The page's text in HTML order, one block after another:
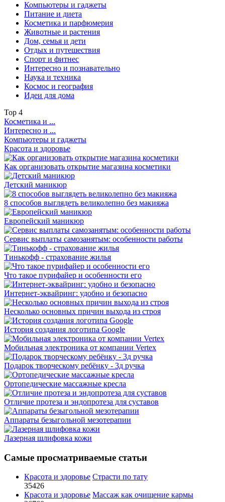
Компьютеры и гаджеты
Питание и диета
Косметика и парфюмерия
Животные и растения
Дом, семья и дети
Отдых и путешествия
Спорт и фитнес
Интересно и познавательно
Наука и техника
Космос и география
Идеи для дома
Top 4
Косметика и ...
Интересно и ...
Компьютеры и гаджеты
Красота и здоровье
Как организовать открытие магазина косметики
Детский маникюр
8 способов выглядеть великолепно без макияжа
Европейский маникюр
Сервис выплаты самозанятым: особенности работы
Тинькофф - страхование жилья
Что такое пурифайер и особенности его
Интернет-эквайринг: удобно и безопасно
Несколько основных причин выхода из строя
История создания логотипа Google
Мобильная электроника от компании Vertex
Подарок творческому ребёнку - 3д ручка
Ортопедические массажные кресла
Отличие протеза и эндопротеза для суставов
Аппараты безыгольной мезотерапии
Лазерная шлифовка кожи
Самые просматриваемые статьи
Красота и здоровье Страсти по тату
35426
Красота и здоровье Массаж как очищение кармы